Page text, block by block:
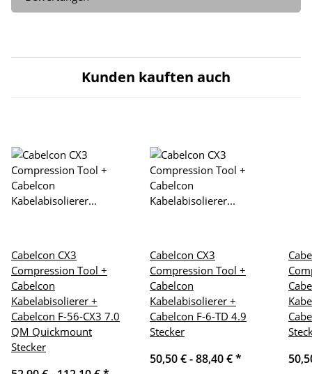
Kunden kauften auch
Cabelcon CX3
Compression Tool +
Cabelcon
Kabelabisolierer +
Cabelcon F-56-CX3 7.0
QM Quickmount
Stecker
Cabelcon CX3
Compression Tool +
Cabelcon
Kabelabisolierer +
Cabelcon F-6-TD 4.9
Stecker
50,50 € -88,40 €*